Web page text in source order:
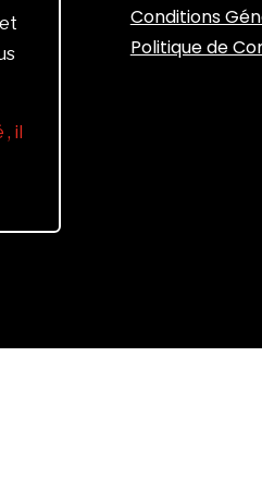
, il
Conditions
Politique de